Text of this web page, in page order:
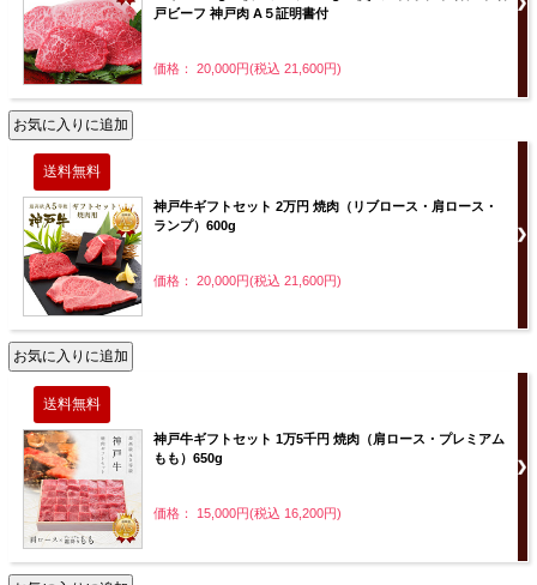
戸ビーフ 神戸肉 A５証明書付
価格： 20,000円(税込 21,600円)
神戸牛ギフトセット 2万円 焼肉（リブロース・肩ロース・
ランプ）600g
価格： 20,000円(税込 21,600円)
神戸牛ギフトセット 1万5千円 焼肉（肩ロース・プレミアム
もも）650g
価格： 15,000円(税込 16,200円)